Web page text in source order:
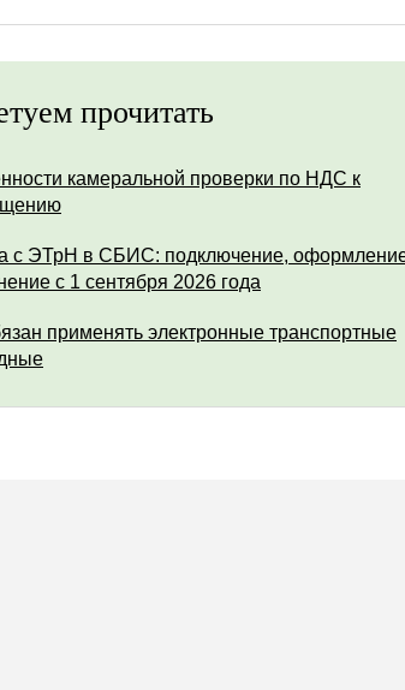
прочитать
камеральной проверки по НДС к
с ЭТрН в СБИС: подключение,
с 1 сентября 2026 года
применять электронные транспортные